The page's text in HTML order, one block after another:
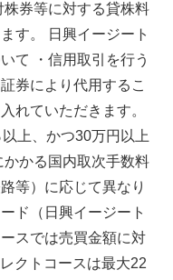
券等に対する貸株料
す。 日興イージート
て ・信用取引を行う
券により代用するこ
れていただきます。
上、かつ30万円以上
かる国内取次手数料
等）に応じて異なり
ド（日興イージート
スでは売買金額に対
クトコースは最大22